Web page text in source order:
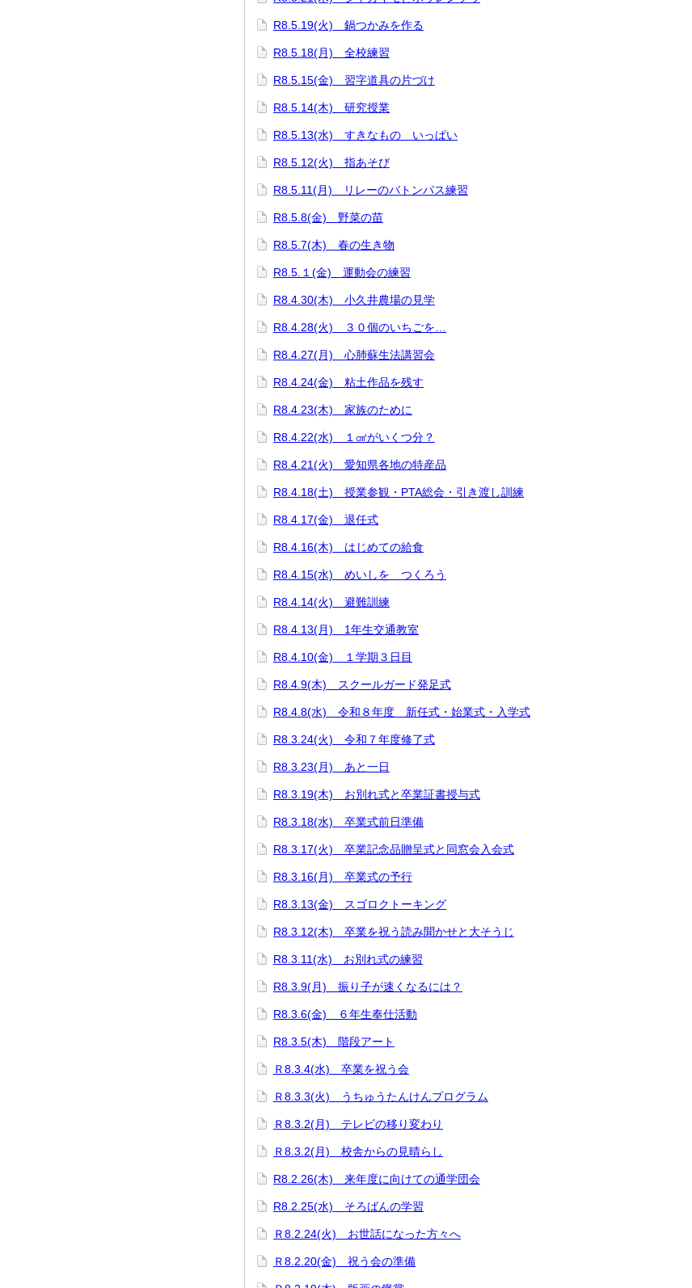
R8.5.19(火) 鍋つかみを作る
R8.5.18(月) 全校練習
R8.5.15(金) 習字道具の片づけ
R8.5.14(木) 研究授業
R8.5.13(水) すきなもの いっぱい
R8.5.12(火) 指あそび
R8.5.11(月) リレーのバトンパス練習
R8.5.8(金) 野菜の苗
R8.5.7(木) 春の生き物
R8.5.１(金) 運動会の練習
R8.4.30(木) 小久井農場の見学
R8.4.28(火) ３０個のいちごを…
R8.4.27(月) 心肺蘇生法講習会
R8.4.24(金) 粘土作品を残す
R8.4.23(木) 家族のために
R8.4.22(水) １㎤がいくつ分？
R8.4.21(火) 愛知県各地の特産品
R8.4.18(土) 授業参観・PTA総会・引き渡し訓練
R8.4.17(金) 退任式
R8.4.16(木) はじめての給食
R8.4.15(水) めいしを つくろう
R8.4.14(火) 避難訓練
R8.4.13(月) 1年生交通教室
R8.4.10(金) １学期３日目
R8.4.9(木) スクールガード発足式
R8.4.8(水) 令和８年度 新任式・始業式・入学式
R8.3.24(火) 令和７年度修了式
R8.3.23(月) あと一日
R8.3.19(木) お別れ式と卒業証書授与式
R8.3.18(水) 卒業式前日準備
R8.3.17(火) 卒業記念品贈呈式と同窓会入会式
R8.3.16(月) 卒業式の予行
R8.3.13(金) スゴロクトーキング
R8.3.12(木) 卒業を祝う読み聞かせと大そうじ
R8.3.11(水) お別れ式の練習
R8.3.9(月) 振り子が速くなるには？
R8.3.6(金) ６年生奉仕活動
R8.3.5(木) 階段アート
Ｒ8.3.4(水) 卒業を祝う会
Ｒ8.3.3(火) うちゅうたんけんプログラム
Ｒ8.3.2(月) テレビの移り変わり
Ｒ8.3.2(月) 校舎からの見晴らし
R8.2.26(木) 来年度に向けての通学団会
R8.2.25(水) そろばんの学習
Ｒ8.2.24(火) お世話になった方々へ
Ｒ8.2.20(金) 祝う会の準備